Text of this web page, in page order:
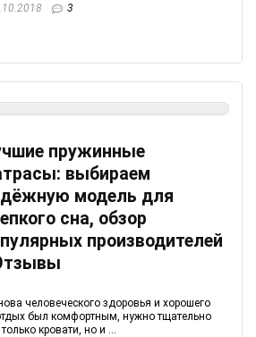
3
пружинные
выбираем
модель для
сна, обзор
производителей
человеческого здоровья и хорошего
был комфортным, нужно тщательно
кровати, но и ...